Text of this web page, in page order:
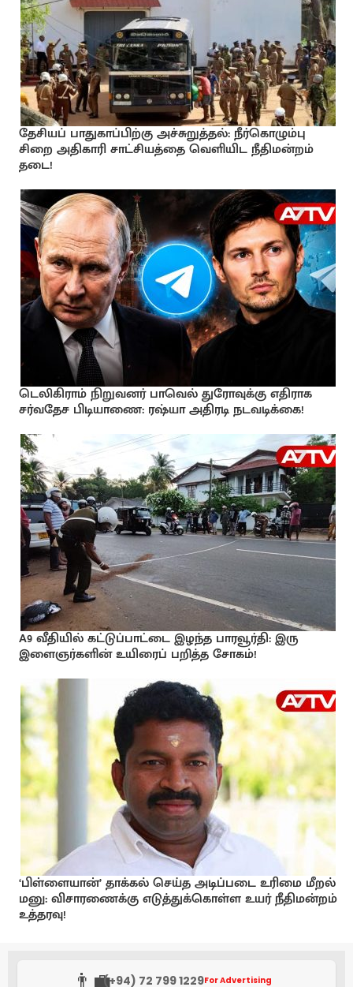
தேசியப் பாதுகாப்பிற்கு அச்சுறுத்தல்: நீர்கொழும்பு
சிறை அதிகாரி சாட்சியத்தை வெளியிட நீதிமன்றம்
தடை!
டெலிகிராம் நிறுவனர் பாவெல் துரோவுக்கு எதிராக
சர்வதேச பிடியாணை: ரஷ்யா அதிரடி நடவடிக்கை!
A9 வீதியில் கட்டுப்பாட்டை இழந்த பாரவூர்தி: இரு
இளைஞர்களின் உயிரைப் பறித்த சோகம்!
‘பிள்ளையான்’ தாக்கல் செய்த அடிப்படை உரிமை மீறல்
மனு: விசாரணைக்கு எடுத்துக்கொள்ள உயர் நீதிமன்றம்
உத்தரவு!
👨‍💼(+94) 72 799 1229For Advertising